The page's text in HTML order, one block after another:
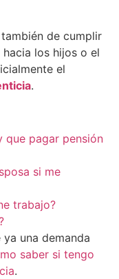
de cumplir
los hijos o el
el
.
que pagar pensión
si me
trabajo?
una demanda
saber si tengo
.